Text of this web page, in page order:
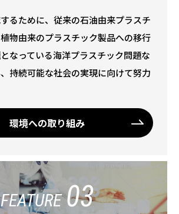
るために、従来の石油由来プラスチ
物由来のプラスチック製品への移行
なっている海洋プラスチック問題な
持続可能な社会の実現に向けて努力
環境への取り組み
FEATURE 03